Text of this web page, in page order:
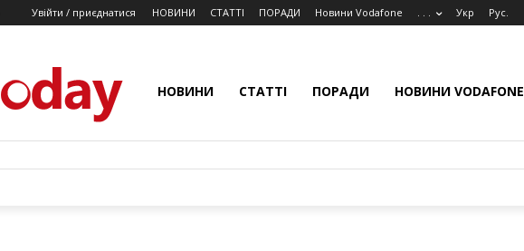
Увійти / приєднатися НОВИНИ СТАТТІ ПОРАДИ Новини Vodafone . . . Укр Рус.
НОВИНИ СТАТТІ ПОРАДИ НОВИНИ VODAFONE